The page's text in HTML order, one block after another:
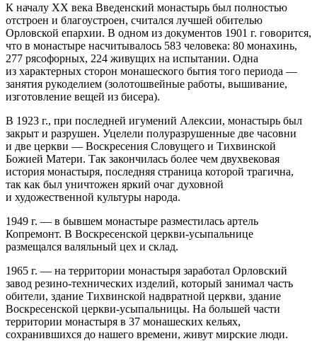
К началу ХХ века Введенский монастырь был полностью
отстроен и благоустроен, считался лучшей обителью
Орловской епархии. В одном из документов 1901 г. говорится,
что в монастыре насчитывалось 583 человека: 80 монахинь,
277 рясофорных, 224 живущих на испытании. Одна
из характерных сторон монашеского бытия того периода —
занятия рукоделием (золотошвейные работы, вышивание,
изготовление вещей из бисера).
В 1923 г., при последней игумений Алексии, монастырь был
закрыт и разрушен. Уцелели полуразрушенные две часовни
и две церкви — Воскресения Словущего и Тихвинской
Божией Матери. Так закончилась более чем двухвековая
история монастыря, последняя страница которой трагична,
так как был уничтожен яркий очаг духовной
и художественной культуры народа.
1949 г. — в бывшем монастыре разместилась артель
Копремонт. В Воскресенской церкви-усыпальнице
размещался валяльный цех и склад.
1965 г. — на территории монастыря заработал Орловский
завод резино-технических изделий, который занимал часть
обители, здание Тихвинской надвратной церкви, здание
Воскресенской церкви-усыпальницы. На большей части
территории монастыря в 37 монашеских кельях,
сохранившихся до нашего времени, живут мирские люди.